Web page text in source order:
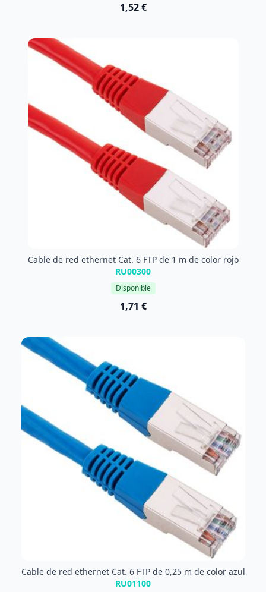
1,52 €
Cable de red ethernet Cat. 6 FTP de 1 m de color rojo
RU00300
Disponible
1,71 €
Cable de red ethernet Cat. 6 FTP de 0,25 m de color azul
RU01100